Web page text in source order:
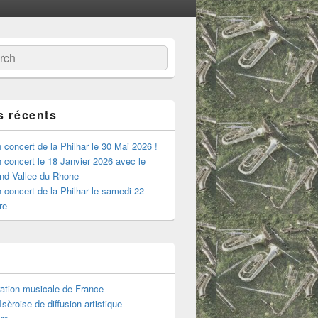
récents
concert de la Philhar le 30 Mai 2026 !
concert le 18 Janvier 2026 avec le
Vallee du Rhone
concert de la Philhar le samedi 22
musicale de France
de diffusion artistique